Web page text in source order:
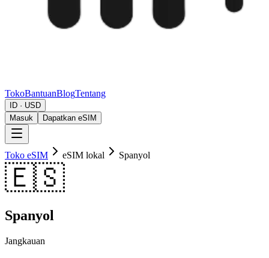
TokoBantuanBlogTentang
ID · USD
Masuk
Dapatkan eSIM
Toko eSIM eSIM lokal Spanyol
🇪🇸
Spanyol
Jangkauan